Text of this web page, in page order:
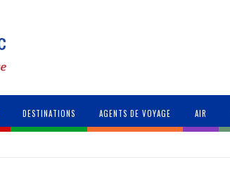
DESTINATIONS AGENTS DE VOYAGE AIR